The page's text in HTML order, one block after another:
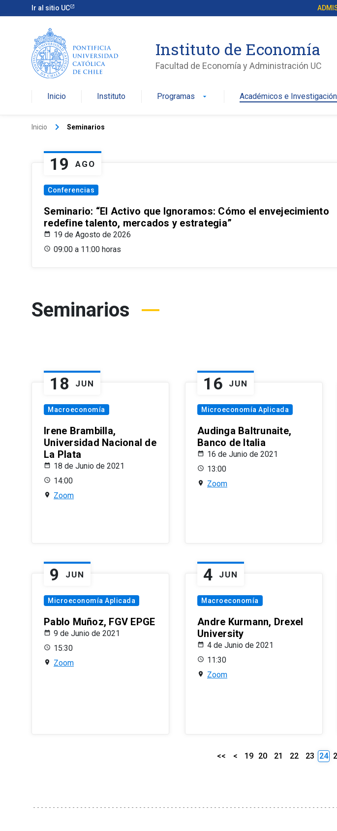
Ir al sitio UC
Instituto de Economía
Facultad de Economía y Administración UC
Inicio Instituto Programas arrow_drop_down Académicos e Investigación
Inicio keyboard_arrow_right Seminarios
19 AGO
Conferencias
Seminario: “El Activo que Ignoramos: Cómo el envejecimiento
redefine talento, mercados y estrategia”
19 de Agosto de 2026
09:00 a 11:00 horas
Seminarios
18 JUN
Macroeconomía
Irene Brambilla,
Universidad Nacional de
La Plata
18 de Junio de 2021
14:00
Zoom
16 JUN
Microeconomía Aplicada
Audinga Baltrunaite,
Banco de Italia
16 de Junio de 2021
13:00
Zoom
9 JUN
Microeconomía Aplicada
Pablo Muñoz, FGV EPGE
9 de Junio de 2021
15:30
Zoom
4 JUN
Macroeconomía
Andre Kurmann, Drexel
University
4 de Junio de 2021
11:30
Zoom
<< < 19 20 21 22 23 24